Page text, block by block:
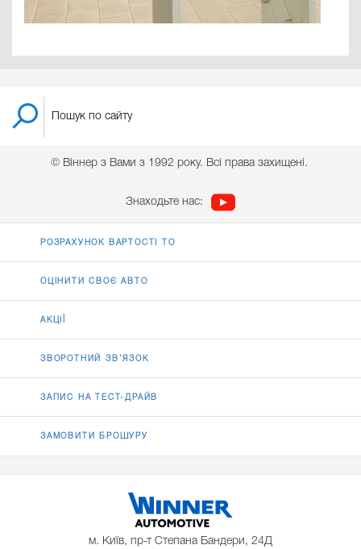
© Віннер з Вами з 1992 року. Всі права захищені.
Знаходьте нас:
РОЗРАХУНОК ВАРТОСТІ ТО
ОЦІНИТИ СВОЄ АВТО
АКЦІЇ
ЗВОРОТНИЙ ЗВ’ЯЗОК
ЗАПИС НА ТЕСТ-ДРАЙВ
ЗАМОВИТИ БРОШУРУ
м. Київ, пр-т Степана Бандери, 24Д